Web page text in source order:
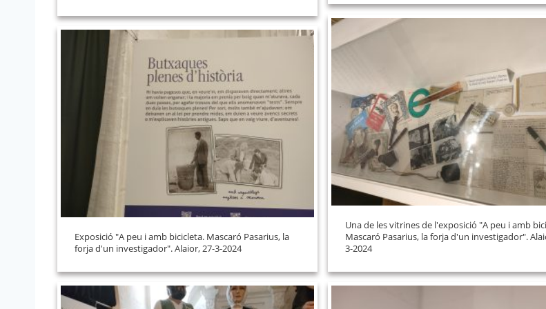
Una de les vitrines de l'exposició "A peu i amb
Mascaró Pasarius, la forja d'un investigador".
3-2024
Exposició "A peu i amb bicicleta. Mascaró Pasarius, la
forja d'un investigador". Alaior, 27-3-2024